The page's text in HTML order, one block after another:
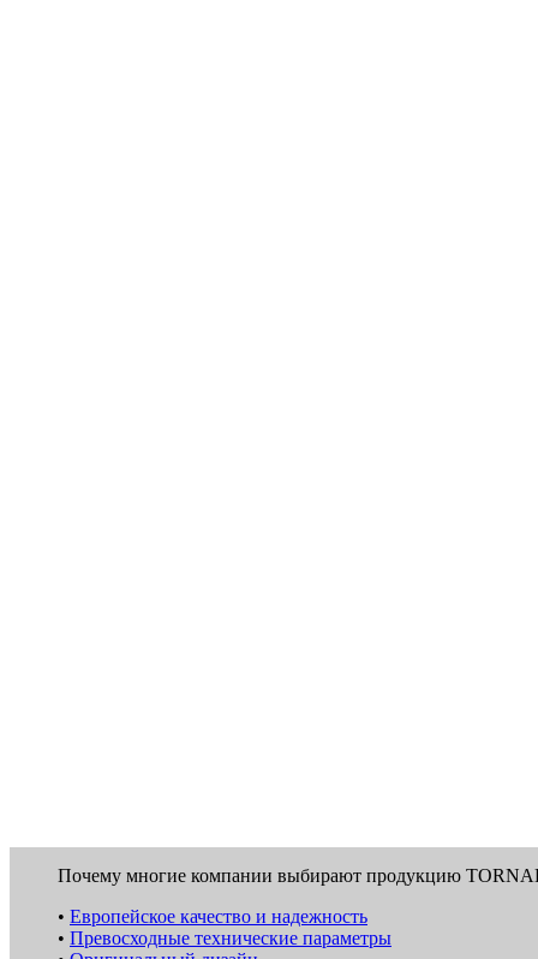
Почему многие компании выбирают продукцию
• Европейское качество и надежность
• Превосходные технические параметры